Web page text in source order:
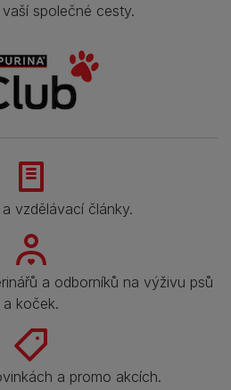
společné cesty.
a vzdělávací články.
a odborníků na výživu psů
a koček.
a promo akcích.